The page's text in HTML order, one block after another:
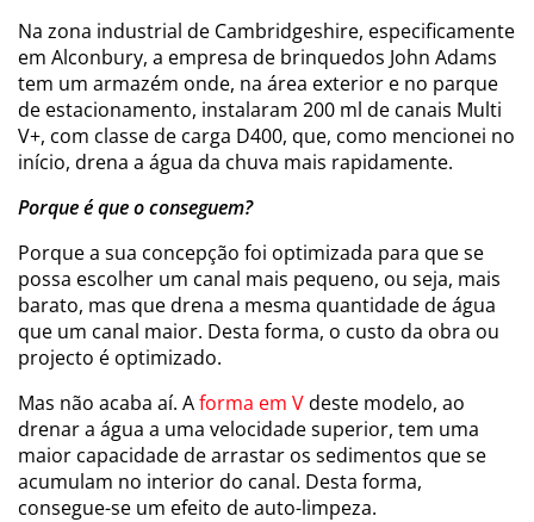
Na zona industrial de Cambridgeshire, especificamente
em Alconbury, a empresa de brinquedos John Adams
tem um armazém onde, na área exterior e no parque
de estacionamento, instalaram 200 ml de canais Multi
V+, com classe de carga D400, que, como mencionei no
início, drena a água da chuva mais rapidamente.
Porque é que o conseguem?
Porque a sua concepção foi optimizada para que se
possa escolher um canal mais pequeno, ou seja, mais
barato, mas que drena a mesma quantidade de água
que um canal maior. Desta forma, o custo da obra ou
projecto é optimizado.
Mas não acaba aí. Aforma em Vdeste modelo, ao
drenar a água a uma velocidade superior, tem uma
maior capacidade de arrastar os sedimentos que se
acumulam no interior do canal. Desta forma,
consegue-se um efeito de auto-limpeza.